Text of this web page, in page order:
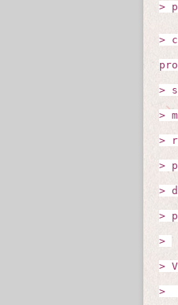
>
>
>
>
>
>
>
>
>
>
>